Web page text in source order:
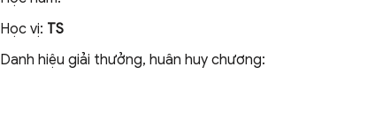
Học vị: TS
Danh hiệu giải thưởng, huân huy chương: